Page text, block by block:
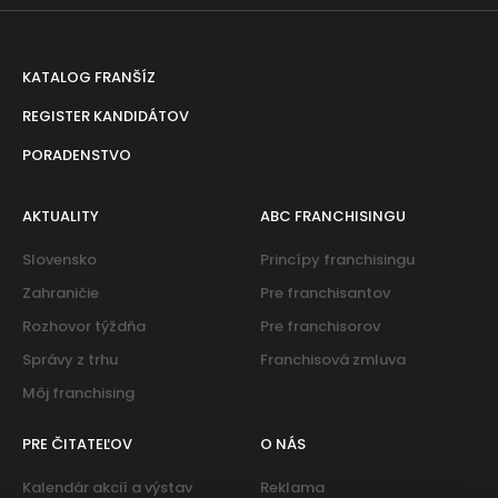
KATALOG FRANŠÍZ
REGISTER KANDIDÁTOV
PORADENSTVO
AKTUALITY
Slovensko
Zahraničie
Rozhovor týždňa
Správy z trhu
Môj franchising
ABC FRANCHISINGU
Princípy franchisingu
Pre franchisantov
Pre franchisorov
Franchisová zmluva
PRE ČITATEĽOV
Kalendár akcií a výstav
O NÁS
Reklama